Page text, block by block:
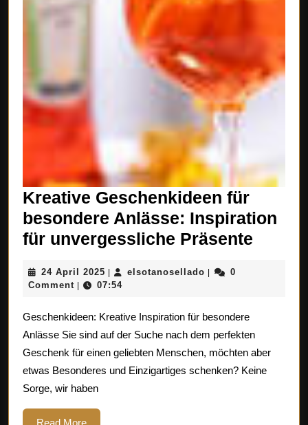
Kreative Geschenkideen für
besondere Anlässe: Inspiration
für unvergessliche Präsente
für
24 April 2025 24
April
elsotanosellado elsotanosellado
0
Comment
07:54
Geschenkideen: Kreative Inspiration für besondere
Anlässe Sie sind auf der Suche nach dem perfekten
Geschenk für einen geliebten Menschen, möchten aber
etwas Besonderes und Einzigartiges schenken? Keine
Sorge, wir haben
Read